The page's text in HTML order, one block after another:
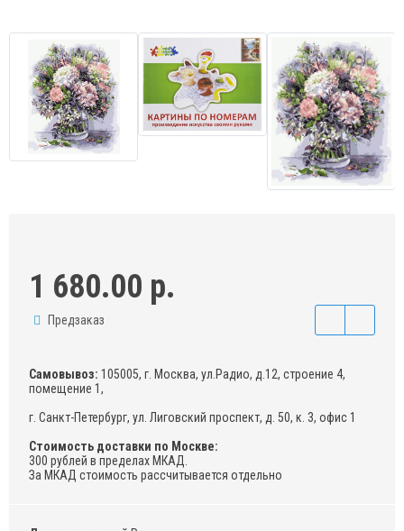
1 680.00 р.
Предзаказ
Самовывоз: 105005, г. Москва, ул.Радио, д.12, строение 4,
помещение 1,
г. Санкт-Петербург, ул. Лиговский проспект, д. 50, к. 3, офис 1
Стоимость доставки по Москве:
300 рублей в пределах МКАД.
За МКАД стоимость рассчитывается отдельно